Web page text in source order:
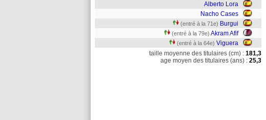
Alberto Lora
Nacho Cases
(entré à la 71e) Burgui
(entré à la 79e) Akram Afif
(entré à la 64e) Viguera
taille moyenne des titulaires (cm) : 181,3
age moyen des titulaires (ans) : 25,3